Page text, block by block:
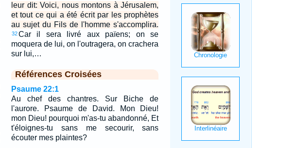
leur dit: Voici, nous montons à Jérusalem,
et tout ce qui a été écrit par les prophètes
au sujet du Fils de l'homme s'accomplira.
32Car il sera livré aux païens; on se
moquera de lui, on l'outragera, on crachera
sur lui,…
Références Croisées
Psaume 22:1
Au chef des chantres. Sur Biche de
l'aurore. Psaume de David. Mon Dieu!
mon Dieu! pourquoi m'as-tu abandonné, Et
t'éloignes-tu sans me secourir, sans
écouter mes plaintes?